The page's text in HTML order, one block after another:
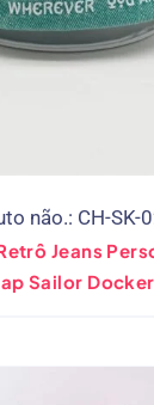
não.: CH-SK-
Jeans
Sailor